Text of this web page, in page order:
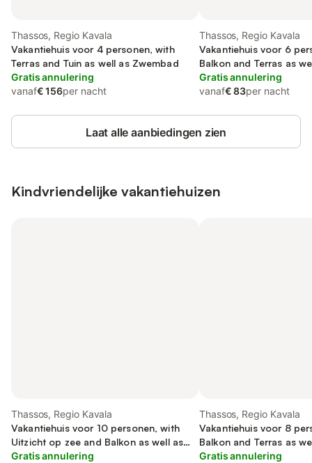
Thassos, Regio Kavala
Vakantiehuis voor 4 personen, with
Terras and Tuin as well as Zwembad
Gratis annulering
vanaf€ 156per nacht
Thassos, Regio Kavala
Vakantiehuis voor 6
Balkon and Terras as
Gratis annulering
vanaf€ 83per nacht
Laat alle aanbiedingen zien
Kindvriendelijke vakantiehuizen
Thassos, Regio Kavala
Vakantiehuis voor 10 personen, with
Uitzicht op zee and Balkon as well as
Zwembad
Gratis annulering
Thassos, Regio Kavala
Vakantiehuis voor 8
Balkon and Terras as
Gratis annulering